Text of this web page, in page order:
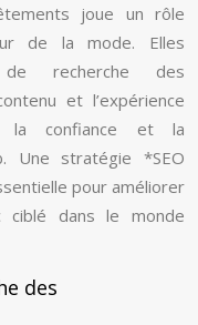
joue un rôle
de la mode. Elles
de recherche des
et l’expérience
la confiance et la
Une stratégie *SEO
pour améliorer
dans le monde
des